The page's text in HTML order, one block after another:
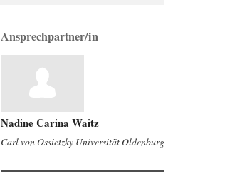
Ansprechpartner/in
Nadine Carina Waitz
Carl von Ossietzky Universität Oldenburg